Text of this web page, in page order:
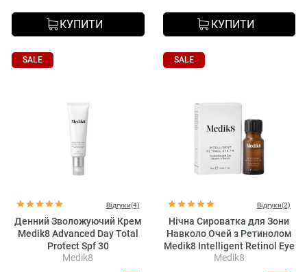
КУПИТИ КУПИТИ
SALE
Відгуки(4)
Денний Зволожуючий Крем
Medik8 Advanced Day Total
Protect Spf 30
Medik8
SALE
Відгуки(2)
Нічна Сироватка для Зони
Навколо Очей з Ретинолом
Medik8 Intelligent Retinol Eye
Tr
Medik8